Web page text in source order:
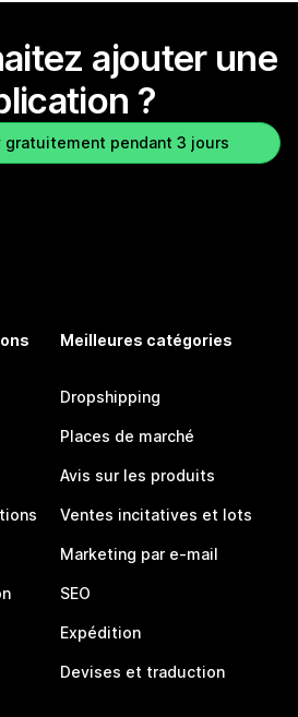
ajouter une
?
gratuitement pendant 3 jours
Meilleures catégories
Dropshipping
Places de marché
Avis sur les produits
Ventes incitatives et lots
Marketing par e-mail
SEO
Expédition
Devises et traduction